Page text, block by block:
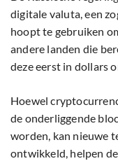
digitale valuta, een
hoopt te gebruiken
andere landen die
deze eerst in dollars
Hoewel
de onderliggende
worden, kan nieuwe
ontwikkeld, helpen